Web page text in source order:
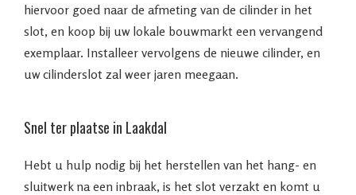
hiervoor goed naar de afmeting van de cilinder in het
slot, en koop bij uw lokale bouwmarkt een vervangend
exemplaar. Installeer vervolgens de nieuwe cilinder, en
uw cilinderslot zal weer jaren meegaan.
Snel ter plaatse in Laakdal
Hebt u hulp nodig bij het herstellen van het hang- en
sluitwerk na een inbraak, is het slot verzakt en komt u